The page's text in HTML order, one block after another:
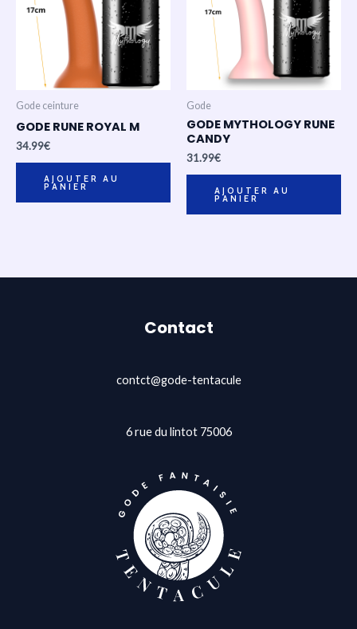
Gode ceinture
GODE RUNE ROYAL M
34.99€
AJOUTER AU
PANIER
Gode
GODE MYTHOLOGY RUNE
CANDY
31.99€
AJOUTER AU
PANIER
Contact
contct@gode-tentacule
6 rue du lintot 75006